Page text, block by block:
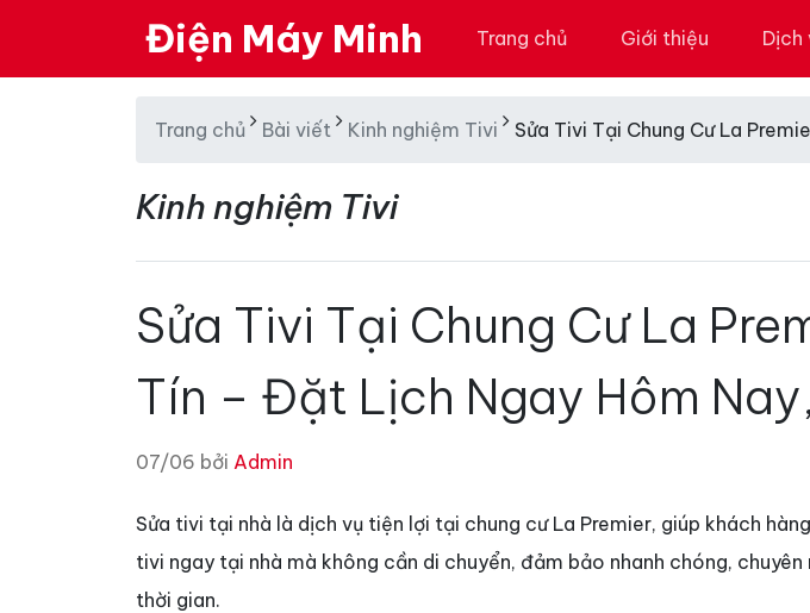
Điện Máy Minh Trang chủ Giới thiệu Dịch
Trang chủ Bài viết Kinh nghiệm Tivi Sửa Tivi Tại Chung Cư La
Kinh nghiệm Tivi
Sửa Tivi Tại Chung Cư La
Tín – Đặt Lịch Ngay Hôm
07/06 bởi Admin
Sửa tivi tại nhà là dịch vụ tiện lợi tại chung cư La Premier, giúp khách
tivi ngay tại nhà mà không cần di chuyển, đảm bảo nhanh chóng,
thời gian.